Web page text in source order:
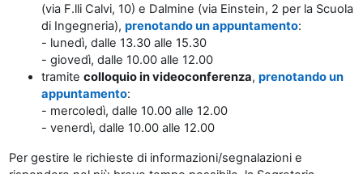
(via F.lli Calvi, 10) e Dalmine (via Einstein, 2 per la Scuola
di Ingegneria), prenotando un appuntamento:
- lunedì, dalle 13.30 alle 15.30
- giovedì, dalle 10.00 alle 12.00
tramite colloquio in videoconferenza, prenotando un
appuntamento:
- mercoledì, dalle 10.00 alle 12.00
- venerdì, dalle 10.00 alle 12.00
Per gestire le richieste di informazioni/segnalazioni e